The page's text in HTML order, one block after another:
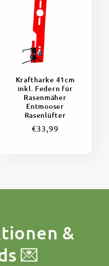
Kraftharke 41cm
inkl. Federn für
Rasenmäher
Entmooser
Rasenlüfter
Normaler
€33,99
&
💌